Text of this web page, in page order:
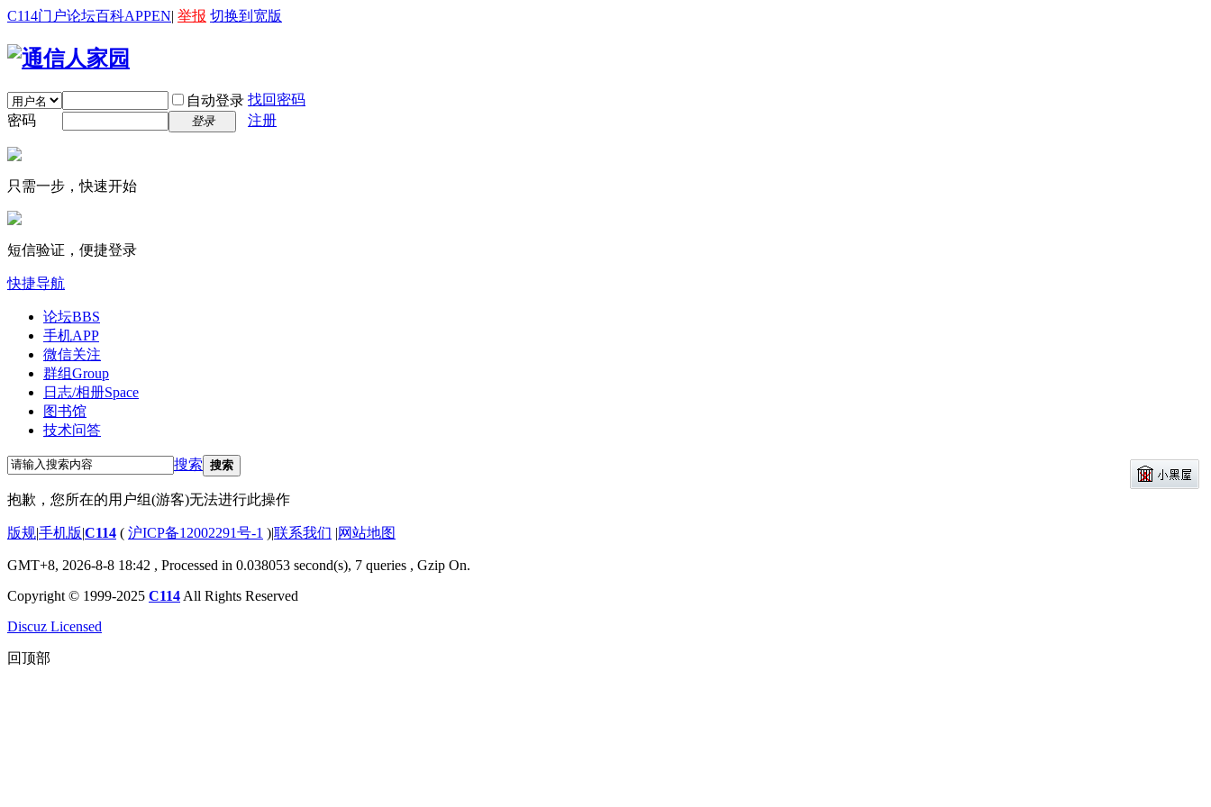
C114门户论坛百科APPEN| 举报 切换到宽版
自动登录 找回密码
密码
登录 注册
只需一步，快速开始
短信验证，便捷登录
快捷导航
论坛BBS
手机APP
微信关注
群组Group
日志/相册Space
图书馆
技术问答
搜索 搜索
抱歉，您所在的用户组(游客)无法进行此操作
版规|手机版|C114 ( 沪ICP备12002291号-1 )|联系我们 |网站地图
GMT+8, 2026-8-8 18:42 , Processed in 0.038053 second(s), 7 queries , Gzip On.
Copyright © 1999-2025 C114 All Rights Reserved
Discuz Licensed
回顶部